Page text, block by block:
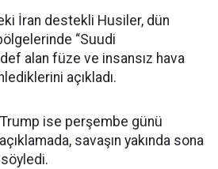
İran destekli Husiler, dün
“Suudi
alan füze ve insansız hava
açıkladı.
Trump ise perşembe günü
savaşın yakında sona
söyledi.